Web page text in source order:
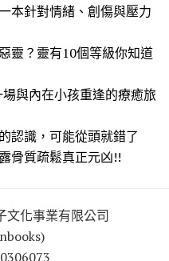
本針對情緒、創傷與壓力
靈？靈有10個等級你知道
與內在小孩重逢的療癒旅
認識，可能從頭就錯了
骨質疏鬆真正元凶!!
文化事業有限公司